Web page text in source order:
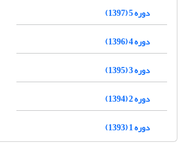
دوره 5 (1397)
دوره 4 (1396)
دوره 3 (1395)
دوره 2 (1394)
دوره 1 (1393)